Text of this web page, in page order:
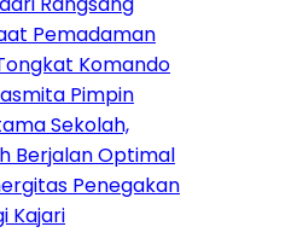
Optimal